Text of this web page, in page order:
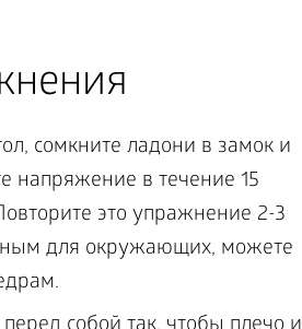
сомкните ладони в замок и
напряжение в течение 15
это упражнение 2-3
для окружающих, можете